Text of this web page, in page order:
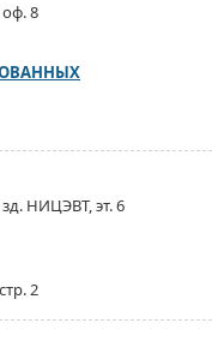
8
НИЦЭВТ, эт. 6
2